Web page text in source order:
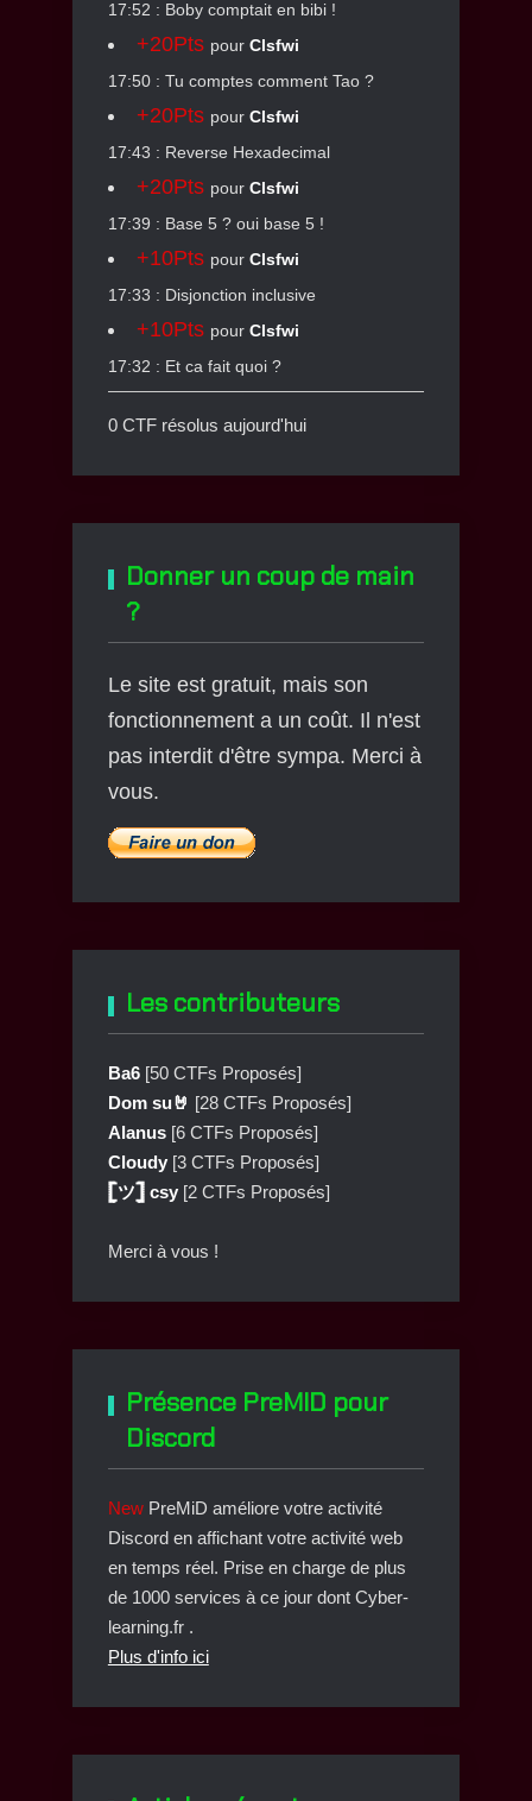
17:52 : Boby comptait en bibi !
+20Pts pour Clsfwi
17:50 : Tu comptes comment Tao ?
+20Pts pour Clsfwi
17:43 : Reverse Hexadecimal
+20Pts pour Clsfwi
17:39 : Base 5 ? oui base 5 !
+10Pts pour Clsfwi
17:33 : Disjonction inclusive
+10Pts pour Clsfwi
17:32 : Et ca fait quoi ?
0 CTF résolus aujourd'hui
Donner un coup de main
?
Le site est gratuit, mais son
fonctionnement a un coût. Il n'est
pas interdit d'être sympa. Merci à
vous.
Les contributeurs
Ba6[50 CTFs Proposés]
Dom su🤘 [28 CTFs Proposés]
Alanus[6 CTFs Proposés]
Cloudy[3 CTFs Proposés]
𓊈ツ𓊉 csy[2 CTFs Proposés]
Merci à vous !
Présence PreMID pour
Discord
NewPreMiD améliore votre activité
Discord en affichant votre activité web
en temps réel. Prise en charge de plus
de 1000 services à ce jour dont Cyber-
learning.fr .
Plus d'info ici